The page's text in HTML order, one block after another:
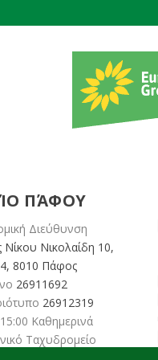
ΠΆΦΟΥ
Νικολαίδη 10,
8010 Πάφος
26911692
26912319
Καθημερινά